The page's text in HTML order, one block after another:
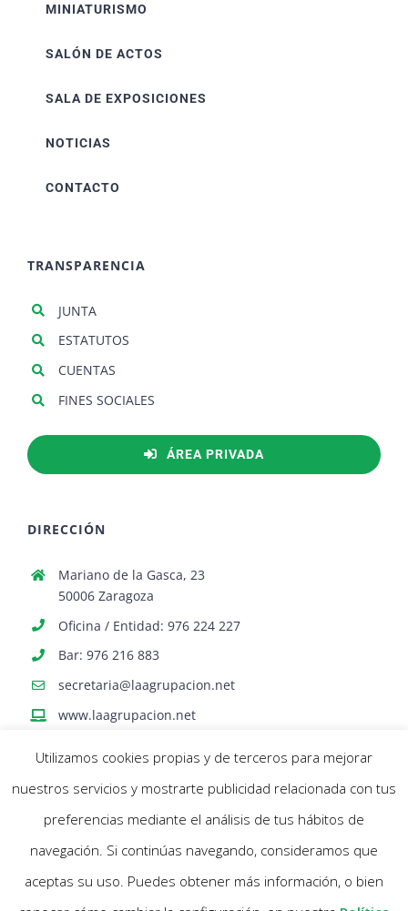
MINIATURISMO
SALÓN DE ACTOS
SALA DE EXPOSICIONES
NOTICIAS
CONTACTO
TRANSPARENCIA
JUNTA
ESTATUTOS
CUENTAS
FINES SOCIALES
ÁREA PRIVADA
DIRECCIÓN
Mariano de la Gasca, 23
50006 Zaragoza
Oficina / Entidad: 976 224 227
Bar: 976 216 883
secretaria@laagrupacion.net
www.laagrupacion.net
© Agrupación Artística Aragonesa | Todos los derechos reservados |
Política Cookies- Aviso Legal |Diseño web Netymedia
Utilizamos cookies propias y de terceros para mejorar
nuestros servicios y mostrarte publicidad relacionada con tus
preferencias mediante el análisis de tus hábitos de
navegación. Si continúas navegando, consideramos que
aceptas su uso. Puedes obtener más información, o bien